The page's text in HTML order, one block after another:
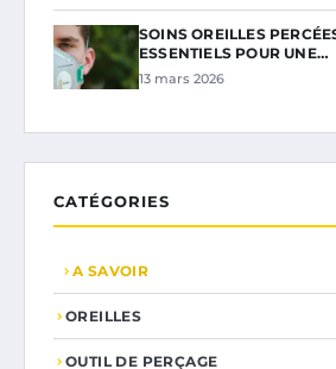
SOINS OREILLES
ESSENTIELS POUR UNE…
13 mars 2026
CATÉGORIES
A SAVOIR
OREILLES
OUTIL DE PERÇAGE